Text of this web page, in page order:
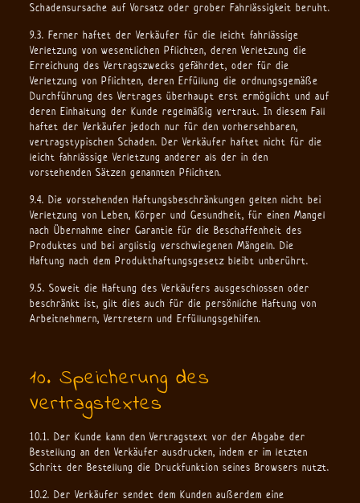
Schadensursache auf Vorsatz oder grober Fahrlässigkeit beruht.
9.3. Ferner haftet der Verkäufer für die leicht fahrlässige
Verletzung von wesentlichen Pflichten, deren Verletzung die
Erreichung des Vertragszwecks gefährdet, oder für die
Verletzung von Pflichten, deren Erfüllung die ordnungsgemäße
Durchführung des Vertrages überhaupt erst ermöglicht und auf
deren Einhaltung der Kunde regelmäßig vertraut. In diesem Fall
haftet der Verkäufer jedoch nur für den vorhersehbaren,
vertragstypischen Schaden. Der Verkäufer haftet nicht für die
leicht fahrlässige Verletzung anderer als der in den
vorstehenden Sätzen genannten Pflichten.
9.4. Die vorstehenden Haftungsbeschränkungen gelten nicht bei
Verletzung von Leben, Körper und Gesundheit, für einen Mangel
nach Übernahme einer Garantie für die Beschaffenheit des
Produktes und bei arglistig verschwiegenen Mängeln. Die
Haftung nach dem Produkthaftungsgesetz bleibt unberührt.
9.5. Soweit die Haftung des Verkäufers ausgeschlossen oder
beschränkt ist, gilt dies auch für die persönliche Haftung von
Arbeitnehmern, Vertretern und Erfüllungsgehilfen.
10. Speicherung des
Vertragstextes
10.1. Der Kunde kann den Vertragstext vor der Abgabe der
Bestellung an den Verkäufer ausdrucken, indem er im letzten
Schritt der Bestellung die Druckfunktion seines Browsers nutzt.
10.2. Der Verkäufer sendet dem Kunden außerdem eine